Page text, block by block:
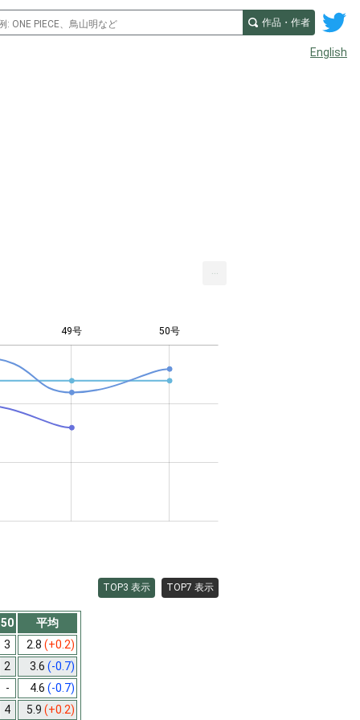
作品・作者
English
49号 50号
TOP3 表示 TOP7 表示
50
平均
3 2.8 (+0.2)
2 3.6 (-0.7)
- 4.6 (-0.7)
4 5.9 (+0.2)